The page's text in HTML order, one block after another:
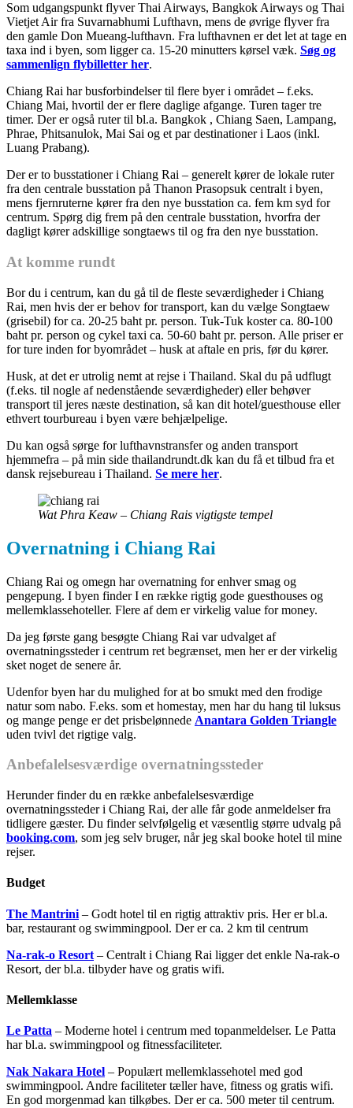
Som udgangspunkt flyver Thai Airways, Bangkok Airways og Thai
Vietjet Air fra Suvarnabhumi Lufthavn, mens de øvrige flyver fra
den gamle Don Mueang-lufthavn. Fra lufthavnen er det let at tage en
taxa ind i byen, som ligger ca. 15-20 minutters kørsel væk. Søg og
sammenlign flybilletter her.
Chiang Rai har busforbindelser til flere byer i området – f.eks.
Chiang Mai, hvortil der er flere daglige afgange. Turen tager tre
timer. Der er også ruter til bl.a. Bangkok , Chiang Saen, Lampang,
Phrae, Phitsanulok, Mai Sai og et par destinationer i Laos (inkl.
Luang Prabang).
Der er to busstationer i Chiang Rai – generelt kører de lokale ruter
fra den centrale busstation på Thanon Prasopsuk centralt i byen,
mens fjernruterne kører fra den nye busstation ca. fem km syd for
centrum. Spørg dig frem på den centrale busstation, hvorfra der
dagligt kører adskillige songtaews til og fra den nye busstation.
At komme rundt
Bor du i centrum, kan du gå til de fleste seværdigheder i Chiang
Rai, men hvis der er behov for transport, kan du vælge Songtaew
(grisebil) for ca. 20-25 baht pr. person. Tuk-Tuk koster ca. 80-100
baht pr. person og cykel taxi ca. 50-60 baht pr. person. Alle priser er
for ture inden for byområdet – husk at aftale en pris, før du kører.
Husk, at det er utrolig nemt at rejse i Thailand. Skal du på udflugt
(f.eks. til nogle af nedenstående seværdigheder) eller behøver
transport til jeres næste destination, så kan dit hotel/guesthouse eller
ethvert tourbureau i byen være behjælpelige.
Du kan også sørge for lufthavnstransfer og anden transport
hjemmefra – på min side thailandrundt.dk kan du få et tilbud fra et
dansk rejsebureau i Thailand. Se mere her.
Wat Phra Keaw – Chiang Rais vigtigste tempel
Overnatning i Chiang Rai
Chiang Rai og omegn har overnatning for enhver smag og
pengepung. I byen finder I en række rigtig gode guesthouses og
mellemklassehoteller. Flere af dem er virkelig value for money.
Da jeg første gang besøgte Chiang Rai var udvalget af
overnatningssteder i centrum ret begrænset, men her er der virkelig
sket noget de senere år.
Udenfor byen har du mulighed for at bo smukt med den frodige
natur som nabo. F.eks. som et homestay, men har du hang til luksus
og mange penge er det prisbelønnede Anantara Golden Triangle
uden tvivl det rigtige valg.
Anbefalelsesværdige overnatningssteder
Herunder finder du en række anbefalelsesværdige
overnatningssteder i Chiang Rai, der alle får gode anmeldelser fra
tidligere gæster. Du finder selvfølgelig et væsentlig større udvalg på
booking.com, som jeg selv bruger, når jeg skal booke hotel til mine
rejser.
Budget
The Mantrini – Godt hotel til en rigtig attraktiv pris. Her er bl.a.
bar, restaurant og swimmingpool. Der er ca. 2 km til centrum
Na-rak-o Resort – Centralt i Chiang Rai ligger det enkle Na-rak-o
Resort, der bl.a. tilbyder have og gratis wifi.
Mellemklasse
Le Patta – Moderne hotel i centrum med topanmeldelser. Le Patta
har bl.a. swimmingpool og fitnessfaciliteter.
Nak Nakara Hotel – Populært mellemklassehotel med god
swimmingpool. Andre faciliteter tæller have, fitness og gratis wifi.
En god morgenmad kan tilkøbes. Der er ca. 500 meter til centrum.